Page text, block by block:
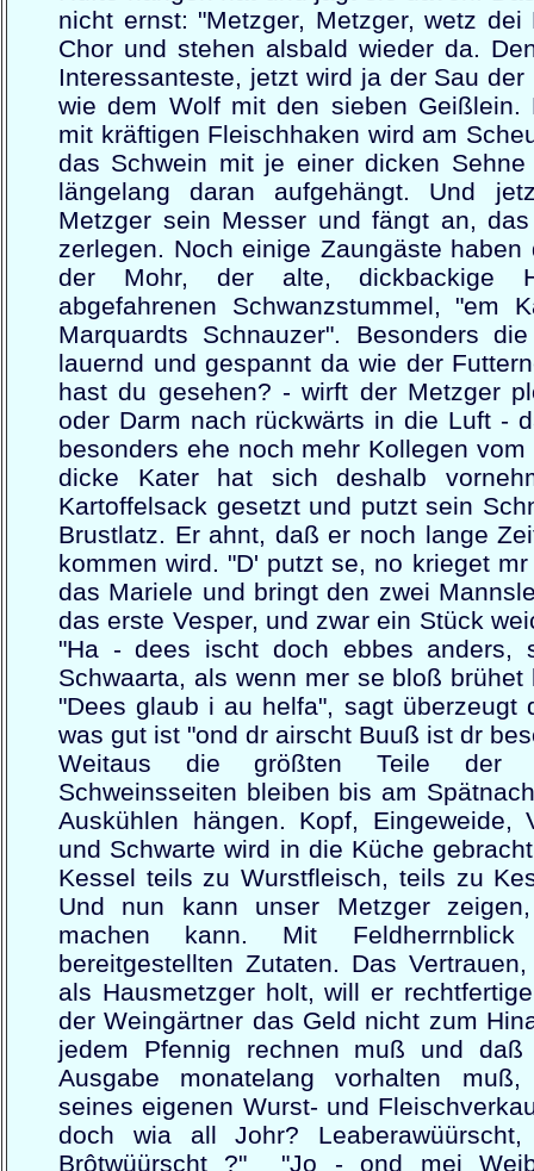
nicht ernst: "Metzger, Metzger, wetz
Chor und stehen alsbald wieder da.
Interessanteste, jetzt wird ja der Sau
wie dem Wolf mit den sieben Geißlein.
mit kräftigen Fleischhaken wird am
das Schwein mit je einer dicken
längelang daran aufgehängt. Und
Metzger sein Messer und fängt an,
zerlegen. Noch einige Zaungäste haben
der Mohr, der alte, dickbackige
abgefahrenen Schwanzstummel, "em
Marquardts Schnauzer". Besonders
lauernd und gespannt da wie der
hast du gesehen? - wirft der Metzger
oder Darm nach rückwärts in die Luft -
besonders ehe noch mehr Kollegen
dicke Kater hat sich deshalb
Kartoffelsack gesetzt und putzt sein
Brustlatz. Er ahnt, daß er noch lange
kommen wird. "D' putzt se, no krieget
das Mariele und bringt den zwei
das erste Vesper, und zwar ein Stück
"Ha - dees ischt doch ebbes anders,
Schwaarta, als wenn mer se bloß brühet
"Dees glaub i au helfa", sagt überzeugt
was gut ist "ond dr airscht Buuß ist dr
Weitaus die größten Teile der
Schweinsseiten bleiben bis am
Auskühlen hängen. Kopf, Eingeweide,
und Schwarte wird in die Küche
Kessel teils zu Wurstfleisch, teils zu
Und nun kann unser Metzger
machen kann. Mit
bereitgestellten Zutaten. Das
als Hausmetzger holt, will er
der Weingärtner das Geld nicht zum
jedem Pfennig rechnen muß und
Ausgabe monatelang vorhalten
seines eigenen Wurst- und
doch wia all Johr? Leaberawüürscht,
Brôtwüürscht ?" "Jo - ond mei